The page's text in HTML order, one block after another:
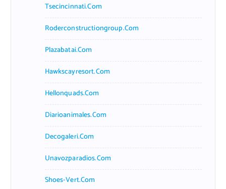
Tsecincinnati.com
Roderconstructiongroup.com
Plazabatai.com
Hawkscayresort.com
Hellonquads.com
Diarioanimales.com
Decogaleri.com
Unavozparadios.com
Shoes-Vert.com